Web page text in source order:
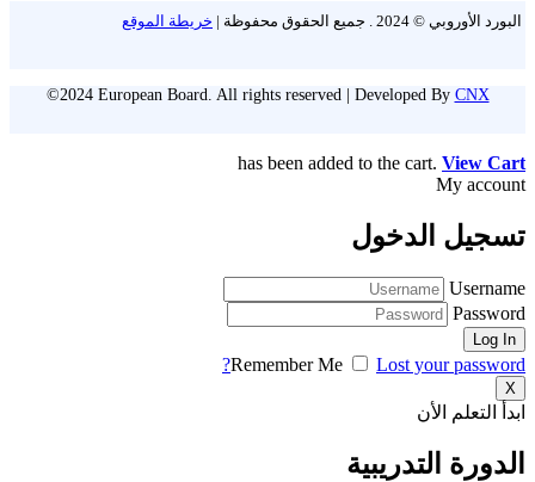
البورد الأوروبي © 2024 . جميع الحقوق محفوظة | خريطة الموقع
©2024 European Board. All rights reserved | Developed By CNX
has been added to the cart. View Cart
My account
تسجيل الدخول
Username
Password
Remember Me Lost your password?
X
ابدأ التعلم الأن
الدورة التدريبية